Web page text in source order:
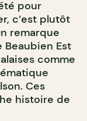
pour
c’est plutôt
remarque
Beaubien Est
comme
Ces
histoire de